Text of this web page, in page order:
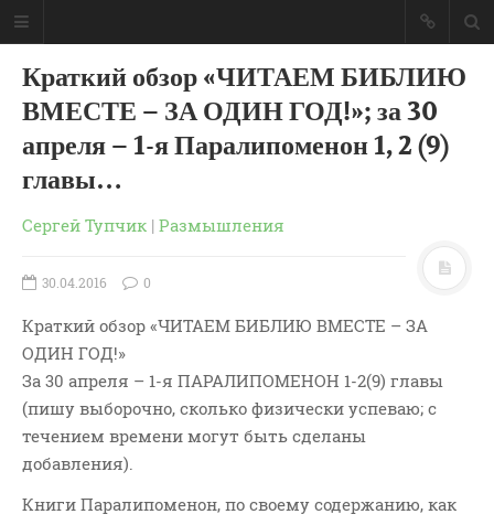
ГЛАВНАЯ
МОИ КНИГИ
СЛОВО-АУДИО
СЛОВО-ВИДЕО
КОНТАКТ
Аудио
Беседы По Бытие
Заметки
Изображения
Информация
История-Свидетельство
Краткий обзор «ЧИТАЕМ БИБЛИЮ
ВМЕСТЕ – ЗА ОДИН ГОД!»; за 30
апреля – 1-я Паралипоменон 1, 2 (9)
главы…
Сергей Тупчик | Размышления
30.04.2016 0
Краткий обзор «ЧИТАЕМ БИБЛИЮ ВМЕСТЕ – ЗА
ОДИН ГОД!»
За 30 апреля – 1-я ПАРАЛИПОМЕНОН 1-2(9) главы
(пишу выборочно, сколько физически успеваю; с
течением времени могут быть сделаны
добавления).
Книги Паралипоменон, по своему содержанию, как